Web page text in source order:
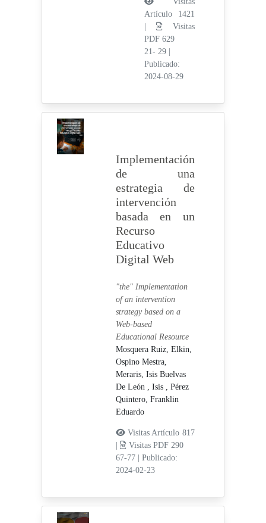
Artículo 1421
Visitas
PDF 629
21- 29
Publicado:
2024-08-29
Implementación
de una
estrategia de
intervención
basada en un
Recurso
Educativo
Digital Web
"the" Implementation
of an intervention
strategy based on a
Web-based
Educational Resource
Mosquera Ruiz, Elkin,
Ospino Mestra,
Meraris, Isis Buelvas
De León , Isis , Pérez
Quintero, Franklin
Eduardo
Visitas Artículo 817
Visitas PDF 290
67-77
Publicado:
2024-02-23